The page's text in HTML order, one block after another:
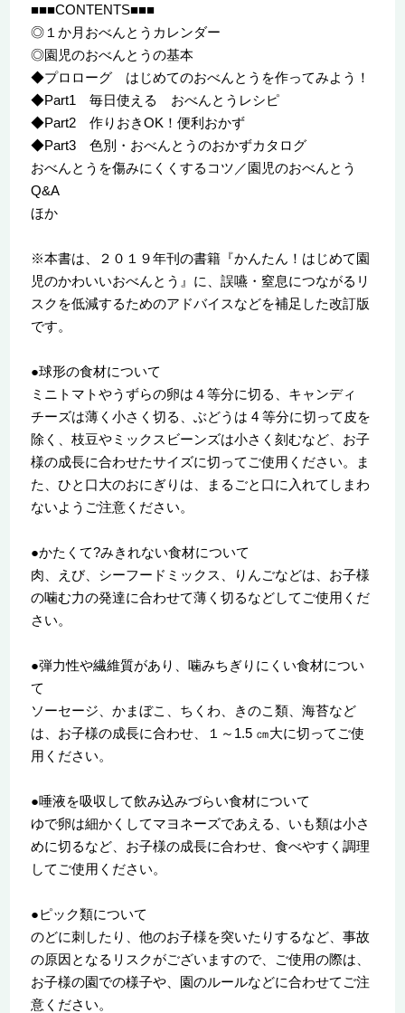
■■■CONTENTS■■■
◎１か月おべんとうカレンダー
◎園児のおべんとうの基本
◆プロローグ はじめてのおべんとうを作ってみよう！
◆Part1 毎日使える おべんとうレシピ
◆Part2 作りおきOK！便利おかず
◆Part3 色別・おべんとうのおかずカタログ
おべんとうを傷みにくくするコツ／園児のおべんとう
Q&A
ほか
※本書は、２０１９年刊の書籍『かんたん！はじめて園
児のかわいいおべんとう』に、誤嚥・窒息につながるリ
スクを低減するためのアドバイスなどを補足した改訂版
です。
●球形の食材について
ミニトマトやうずらの卵は４等分に切る、キャンディ
チーズは薄く小さく切る、ぶどうは 4 等分に切って皮を
除く、枝豆やミックスビーンズは小さく刻むなど、お子
様の成長に合わせたサイズに切ってご使用ください。ま
た、ひと口大のおにぎりは、まるごと口に入れてしまわ
ないようご注意ください。
●かたくて?みきれない食材について
肉、えび、シーフードミックス、りんごなどは、お子様
の噛む力の発達に合わせて薄く切るなどしてご使用くだ
さい。
●弾力性や繊維質があり、噛みちぎりにくい食材につい
て
ソーセージ、かまぼこ、ちくわ、きのこ類、海苔など
は、お子様の成長に合わせ、１～1.5 ㎝大に切ってご使
用ください。
●唾液を吸収して飲み込みづらい食材について
ゆで卵は細かくしてマヨネーズであえる、いも類は小さ
めに切るなど、お子様の成長に合わせ、食べやすく調理
してご使用ください。
●ピック類について
のどに刺したり、他のお子様を突いたりするなど、事故
の原因となるリスクがございますので、ご使用の際は、
お子様の園での様子や、園のルールなどに合わせてご注
意ください。